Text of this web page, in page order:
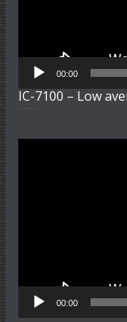
00:00
IC-7100 – Low
00:00